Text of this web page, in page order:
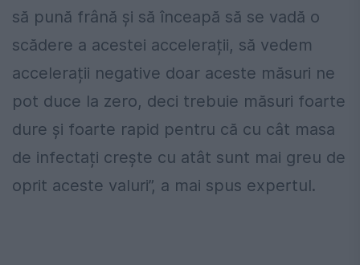
să pună frână și să înceapă să se vadă o
scădere a acestei accelerații, să vedem
accelerații negative doar aceste măsuri ne
pot duce la zero, deci trebuie măsuri foarte
dure și foarte rapid pentru că cu cât masa
de infectați crește cu atât sunt mai greu de
oprit aceste valuri”, a mai spus expertul.